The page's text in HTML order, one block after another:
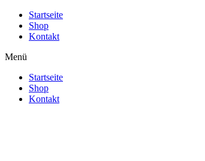
Startseite
Shop
Kontakt
Menü
Startseite
Shop
Kontakt